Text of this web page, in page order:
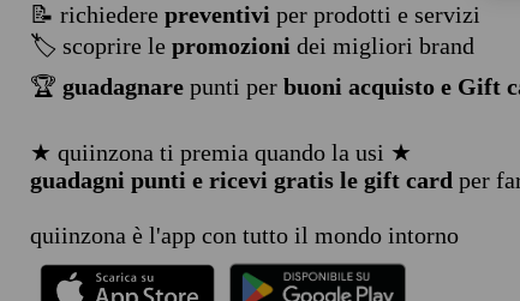
📝 richiedere preventivi per prodotti e servizi
🏷️ scoprire le promozioni dei migliori brand
🏆 guadagnarepunti per buoni acquisto e Gift
★ quiinzona ti premia quando la usi ★
guadagni punti e ricevi gratis le gift card per
quiinzona è l'app con tutto il mondo intorno